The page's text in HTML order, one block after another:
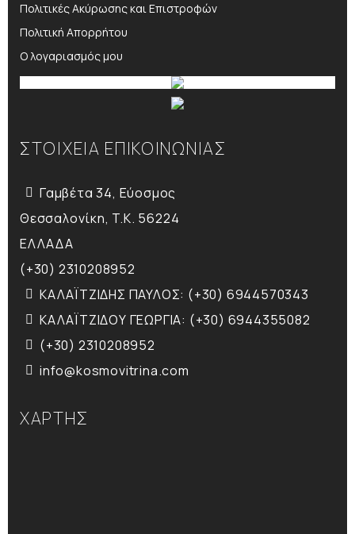
Πολιτικές Ακύρωσης και Επιστροφών
Πολιτική Απορρήτου
Ο λογαριασμός μου
ΣΤΟΙΧΕΙΑ ΕΠΙΚΟΙΝΩΝΙΑΣ
Γαμβέτα 34, Εύοσμος
Θεσσαλονίκη, T.K. 56224
ΕΛΛΑΔΑ
(+30) 2310208952
ΚΑΛΑΪΤΖΙΔΗΣ ΠΑΥΛΟΣ: (+30) 6944570343
ΚΑΛΑΪΤΖΙΔΟΥ ΓΕΩΡΓΙΑ: (+30) 6944355082
(+30) 2310208952
info@kosmovitrina.com
ΧΑΡΤΗΣ